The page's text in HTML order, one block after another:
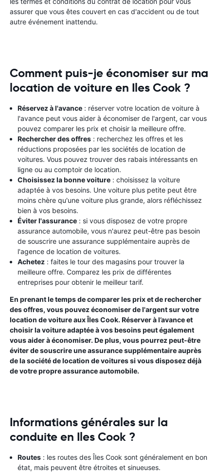
assurer que vous êtes couvert en cas d'accident ou de tout
autre événement inattendu.
Comment puis-je économiser sur ma
location de voiture en Iles Cook ?
Réservez à l'avance : réserver votre location de voiture à
l'avance peut vous aider à économiser de l'argent, car vous
pouvez comparer les prix et choisir la meilleure offre.
Rechercher des offres : recherchez les offres et les
réductions proposées par les sociétés de location de
voitures. Vous pouvez trouver des rabais intéressants en
ligne ou au comptoir de location.
Choisissez la bonne voiture : choisissez la voiture
adaptée à vos besoins. Une voiture plus petite peut être
moins chère qu'une voiture plus grande, alors réfléchissez
bien à vos besoins.
Éviter l'assurance : si vous disposez de votre propre
assurance automobile, vous n'aurez peut-être pas besoin
de souscrire une assurance supplémentaire auprès de
l'agence de location de voitures.
Achetez : faites le tour des magasins pour trouver la
meilleure offre. Comparez les prix de différentes
entreprises pour obtenir le meilleur tarif.
En prenant le temps de comparer les prix et de rechercher
des offres, vous pouvez économiser de l'argent sur votre
location de voiture aux Îles Cook. Réserver à l’avance et
choisir la voiture adaptée à vos besoins peut également
vous aider à économiser. De plus, vous pourrez peut-être
éviter de souscrire une assurance supplémentaire auprès
de la société de location de voitures si vous disposez déjà
de votre propre assurance automobile.
Informations générales sur la
conduite en Iles Cook ?
Routes : les routes des Îles Cook sont généralement en bon
état, mais peuvent être étroites et sinueuses.